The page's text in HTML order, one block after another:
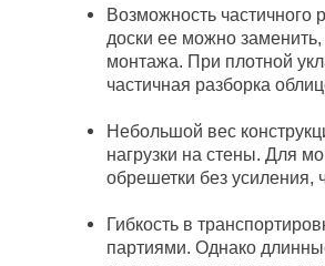
Возможность
доски ее можно заменить,
монтажа. При плотной
частичная разборка
Небольшой вес
нагрузки на стены. Для
обрешетки без усиления,
Гибкость в
партиями. Однако